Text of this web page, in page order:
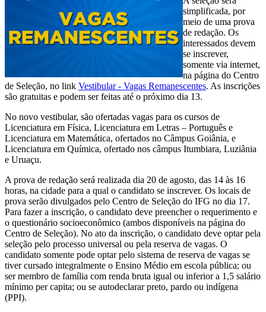
simplificada, por
meio de uma prova
de redação. Os
interessados devem
se inscrever,
somente via internet,
na página do Centro
de Seleção, no link Vestibular - Vagas Remanescentes. As inscrições
são gratuitas e podem ser feitas até o próximo dia 13.
No novo vestibular, são ofertadas vagas para os cursos de
Licenciatura em Física, Licenciatura em Letras – Português e
Licenciatura em Matemática, ofertados no Câmpus Goiânia, e
Licenciatura em Química, ofertado nos câmpus Itumbiara, Luziânia
e Uruaçu.
A prova de redação será realizada dia 20 de agosto, das 14 às 16
horas, na cidade para a qual o candidato se inscrever. Os locais de
prova serão divulgados pelo Centro de Seleção do IFG no dia 17.
Para fazer a inscrição, o candidato deve preencher o requerimento e
o questionário socioeconômico (ambos disponíveis na página do
Centro de Seleção). No ato da inscrição, o candidato deve optar pela
seleção pelo processo universal ou pela reserva de vagas. O
candidato somente pode optar pelo sistema de reserva de vagas se
tiver cursado integralmente o Ensino Médio em escola pública; ou
ser membro de família com renda bruta igual ou inferior a 1,5 salário
mínimo per capita; ou se autodeclarar preto, pardo ou indígena
(PPI).